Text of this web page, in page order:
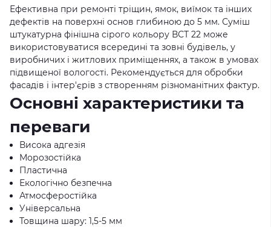
Ефективна при ремонті тріщин, ямок, виїмок та інших
дефектів на поверхні основ глибиною до 5 мм. Суміш
штукатурна фінішна сірого кольору ВСТ 22 може
використовуватися всередині та зовні будівель, у
виробничих і житлових приміщеннях, а також в умовах
підвищеної вологості. Рекомендується для обробки
фасадів і інтер'єрів з створенням різноманітних фактур.
Основні характеристики та
переваги
Висока адгезія
Морозостійка
Пластична
Екологічно безпечна
Атмосферостійка
Універсальна
Товщина шару: 1,5-5 мм